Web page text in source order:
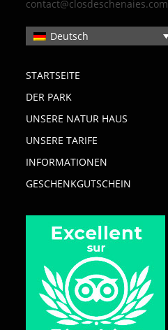
contact@closdeschenaies.com
Deutsch
STARTSEITE
DER PARK
UNSERE NATUR HAUS
UNSERE TARIFE
INFORMATIONEN
GESCHENKGUTSCHEIN